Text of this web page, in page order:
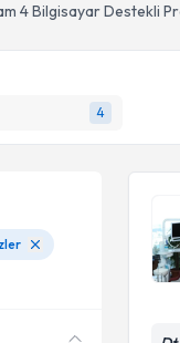
4Bilgisayar Destekli
4